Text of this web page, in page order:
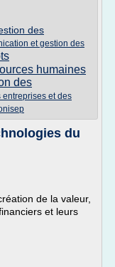
des
et gestion des
humaines
des
entreprises et des
du
de la valeur,
et leurs